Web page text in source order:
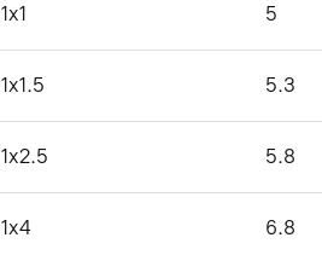
1x1 5
1x1.5 5.3
1x2.5 5.8
1x4 6.8